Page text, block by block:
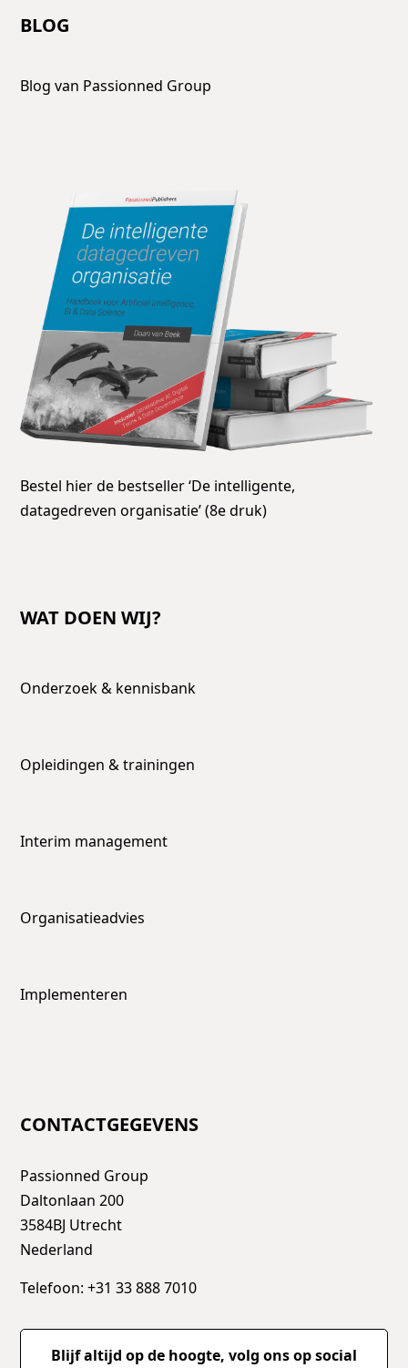
BLOG
Blog van Passionned Group
Bestel hier de bestseller ‘De intelligente,
datagedreven organisatie’ (8e druk)
WAT DOEN WIJ?
Onderzoek & kennisbank
Opleidingen & trainingen
Interim management
Organisatieadvies
Implementeren
CONTACTGEGEVENS
Passionned Group
Daltonlaan 200
3584BJ Utrecht
Nederland
Telefoon: +31 33 888 7010
Blijf altijd op de hoogte, volg ons op social